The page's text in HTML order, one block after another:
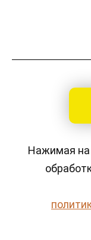
Нажимая на